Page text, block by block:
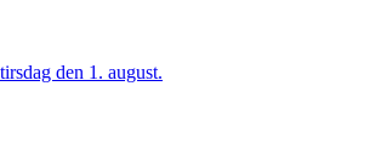
den 1. august.